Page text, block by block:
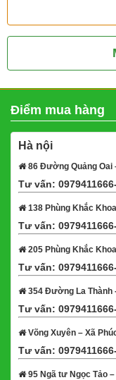
Điểm mua hàng
Hà nội
86 Đường Quảng Oai
Tư vấn:
138 Phùng Khắc
Tư vấn:
205 Phùng Khắc
Tư vấn:
354 Đường La Thành
Tư vấn:
Võng Xuyên – Xã
Tư vấn:
95 Ngã tư Ngọc Tảo –